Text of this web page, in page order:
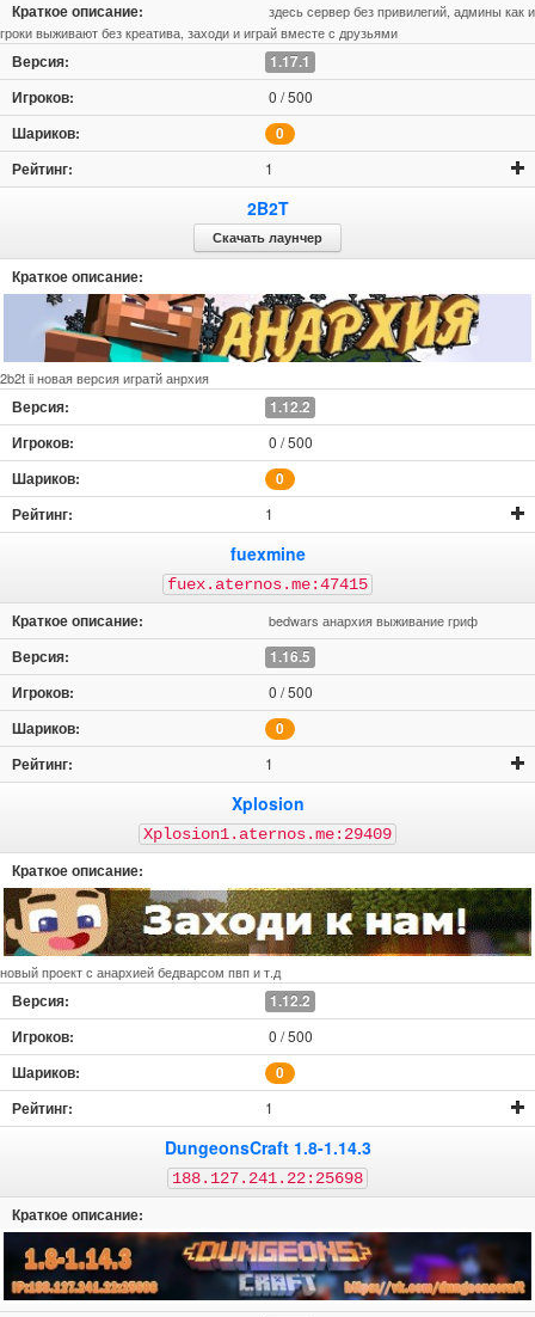
здесь сервер без привилегий, админы как и
гроки выживают без креатива, заходи и играй вместе с друзьями
1.17.1
0 / 500
0
1
2B2T
Скачать лаунчер
2b2t ii новая версия игратй анрхия
1.12.2
0 / 500
0
1
fuexmine
fuex.aternos.me:47415
bedwars анархия выживание гриф
1.16.5
0 / 500
0
1
Xplosion
Xplosion1.aternos.me:29409
новый проект с анархией бедварсом пвп и т.д
1.12.2
0 / 500
0
1
DungeonsCraft 1.8-1.14.3
188.127.241.22:25698